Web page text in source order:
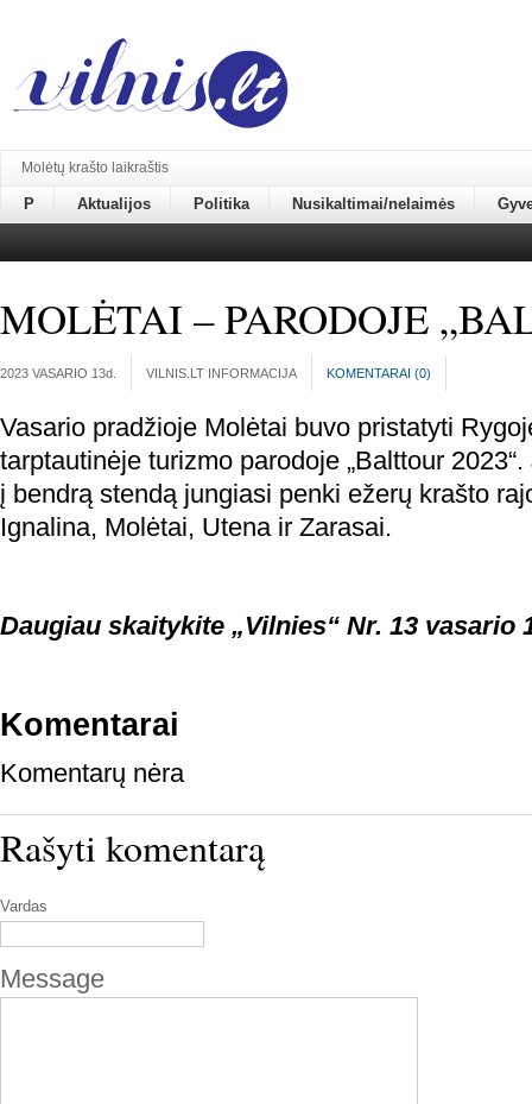
Molėtų krašto laikraštis
P Aktualijos Politika Nusikaltimai/nelaimės
MOLĖTAI – PARODOJE
2023 VASARIO 13d. VILNIS.LT INFORMACIJA KOMENTARAI (0)
Vasario pradžioje Molėtai buvo pristatyti
tarptautinėje turizmo parodoje „Balttour
į bendrą stendą jungiasi penki ežerų krašto
Ignalina, Molėtai, Utena ir Zarasai.
Daugiau skaitykite „Vilnies“ Nr. 13 vasario
Komentarai
Komentarų nėra
Rašyti komentarą
Vardas
Message